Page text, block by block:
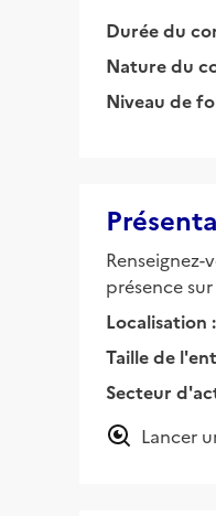
Durée du
Nature du
Niveau de
présence
Localisation :
Taille de
Secteur
Lancer